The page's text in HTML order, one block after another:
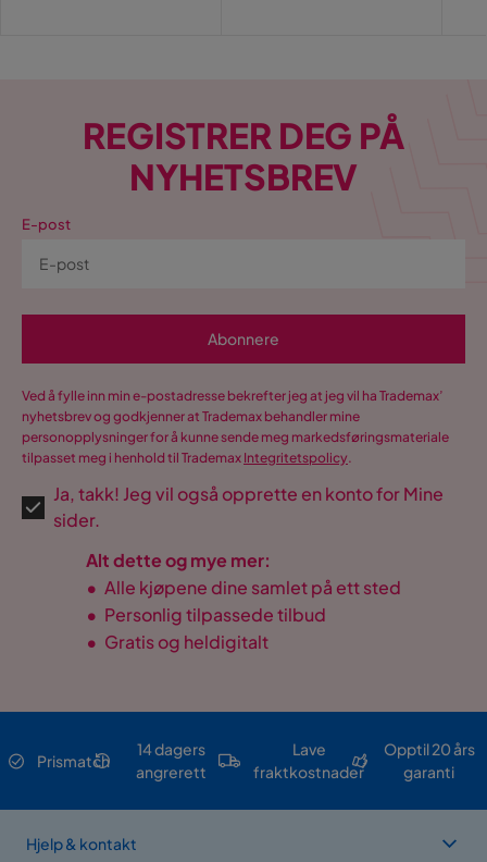
REGISTRER DEG PÅ
NYHETSBREV
E-post
Abonnere
Ved å fylle inn min e-postadresse bekrefter jeg at jeg vil ha Trademax’
nyhetsbrev og godkjenner at Trademax behandler mine
personopplysninger for å kunne sende meg markedsføringsmateriale
tilpasset meg i henhold til Trademax Integritetspolicy.
Ja, takk! Jeg vil også opprette en konto for Mine
sider.
Alt dette og mye mer:
• Alle kjøpene dine samlet på ett sted
• Personlig tilpassede tilbud
• Gratis og heldigitalt
Prismatch
14 dagers
angrerett
Lave
fraktkostnader
Opptil 20 års
garanti
Hjelp & kontakt